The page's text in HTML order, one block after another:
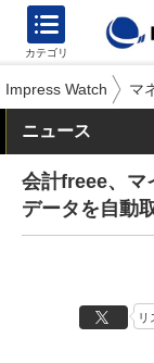
カテゴリ
Impress Watch マ
ニュース
会計freee、マ
データを自動
リ